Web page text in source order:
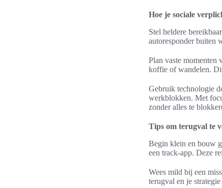
Hoe je sociale
Stel heldere
autoresponder buiten
Plan vaste momenten
koffie of wandelen.
Gebruik technologie
werkblokken. Met
zonder alles te
Tips om terugval te
Begin klein en bouw
een track-app. Deze
Wees mild bij een
terugval en je